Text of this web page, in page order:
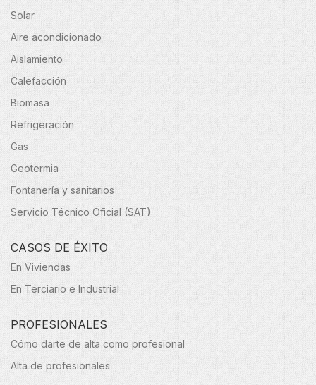
Solar
Aire acondicionado
Aislamiento
Calefacción
Biomasa
Refrigeración
Gas
Geotermia
Fontanería y sanitarios
Servicio Técnico Oficial (SAT)
CASOS DE ÉXITO
En Viviendas
En Terciario e Industrial
PROFESIONALES
Cómo darte de alta como profesional
Alta de profesionales